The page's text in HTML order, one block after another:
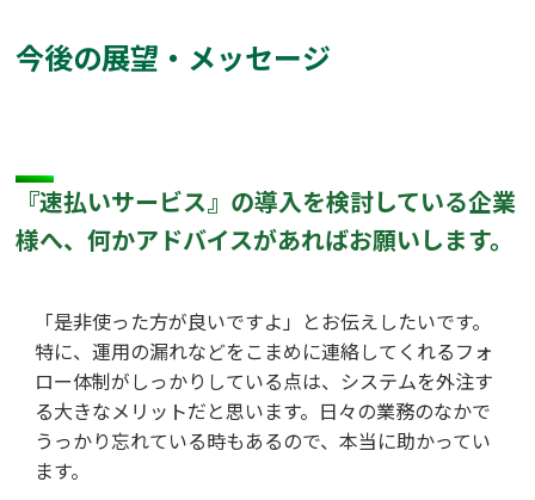
今後の展望・メッセージ
『速払いサービス』の導入を検討している企業
様へ、何かアドバイスがあればお願いします。
「是非使った方が良いですよ」とお伝えしたいです。
特に、運用の漏れなどをこまめに連絡してくれるフォ
ロー体制がしっかりしている点は、システムを外注す
る大きなメリットだと思います。日々の業務のなかで
うっかり忘れている時もあるので、本当に助かってい
ます。